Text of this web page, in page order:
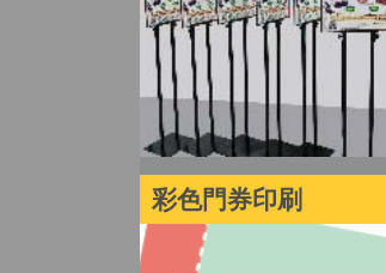
彩色門券印刷